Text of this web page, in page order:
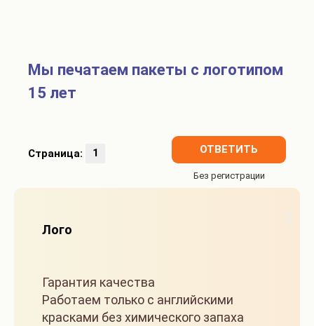
Мы печатаем пакеты с логотипом
15 лет
Страница: 1 ОТВЕТИТЬ
Лого
Гарантия качества
Работаем только с английскими
красками без химического запаха